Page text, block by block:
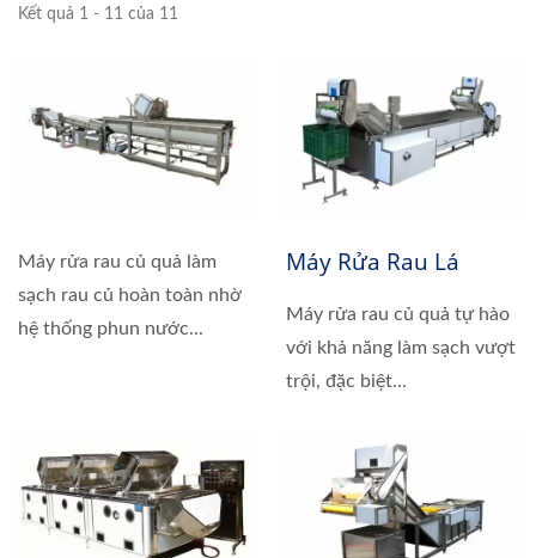
Kết quả 1 - 11 của 11
Máy rửa rau củ quả làm
sạch rau củ hoàn toàn nhờ
hệ thống phun nước...
Máy Rửa Rau Lá
Máy rửa rau củ quả tự hào
với khả năng làm sạch vượt
trội, đặc biệt...